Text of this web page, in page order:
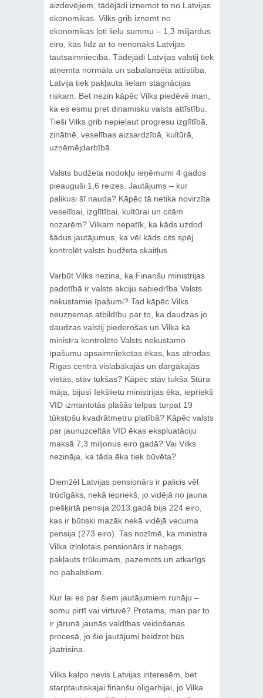
aizdevējiem, tādējādi izņemot to no Latvijas
ekonomikas. Vilks grib izņemt no
ekonomikas ļoti lielu summu – 1,3 miljardus
eiro, kas līdz ar to nenonāks Latvijas
tautsaimniecībā. Tādējādi Latvijas valstij tiek
atņemta normāla un sabalansēta attīstība,
Latvija tiek pakļauta lielam stagnācijas
riskam. Bet nezin kāpēc Vilks piedēvē man,
ka es esmu pret dinamisku valsts attīstību.
Tieši Vilks grib nepieļaut progresu izglītībā,
zinātnē, veselības aizsardzībā, kultūrā,
uzņēmējdarbībā.
Valsts budžeta nodokļu ieņēmumi 4 gados
pieauguši 1,6 reizes. Jautājums – kur
palikusi šī nauda? Kāpēc tā netika novirzīta
veselībai, izglītībai, kultūrai un citām
nozarēm? Vilkam nepatīk, ka kāds uzdod
šādus jautājumus, ka vēl kāds cits spēj
kontrolēt valsts budžeta skaitļus.
Varbūt Vilks nezina, ka Finanšu ministrijas
padotībā ir valsts akciju sabiedrība Valsts
nekustamie īpašumi? Tad kāpēc Vilks
neuzņemas atbildību par to, ka daudzas jo
daudzas valstij piederošas un Vilka kā
ministra kontrolēto Valsts nekustamo
īpašumu apsaimniekotas ēkas, kas atrodas
Rīgas centrā vislabākajās un dārgākajās
vietās, stāv tukšas? Kāpēc stāv tukša Stūra
māja, bijusī Iekšlietu ministrijas ēka, iepriekš
VID izmantotās plašās telpas turpat 19
tūkstošu kvadrātmetru platībā? Kāpēc valsts
par jaunuzceltās VID ēkas ekspluatāciju
maksā 7,3 miljonus eiro gadā? Vai Vilks
nezināja, ka tāda ēka tiek būvēta?
Diemžēl Latvijas pensionārs ir palicis vēl
trūcīgāks, nekā iepriekš, jo vidējā no jauna
piešķirtā pensija 2013.gadā bija 224 eiro,
kas ir būtiski mazāk nekā vidējā vecuma
pensija (273 eiro). Tas nozīmē, ka ministra
Vilka izlolotais pensionārs ir nabags,
pakļauts trūkumam, pazemots un atkarīgs
no pabalstiem.
Kur lai es par šiem jautājumiem runāju –
somu pirtī vai virtuvē? Protams, man par to
ir jārunā jaunās valdības veidošanas
procesā, jo šie jautājumi beidzot būs
jāatrisina.
Vilks kalpo nevis Latvijas interesēm, bet
starptautiskajai finanšu oligarhijai, jo Vilka